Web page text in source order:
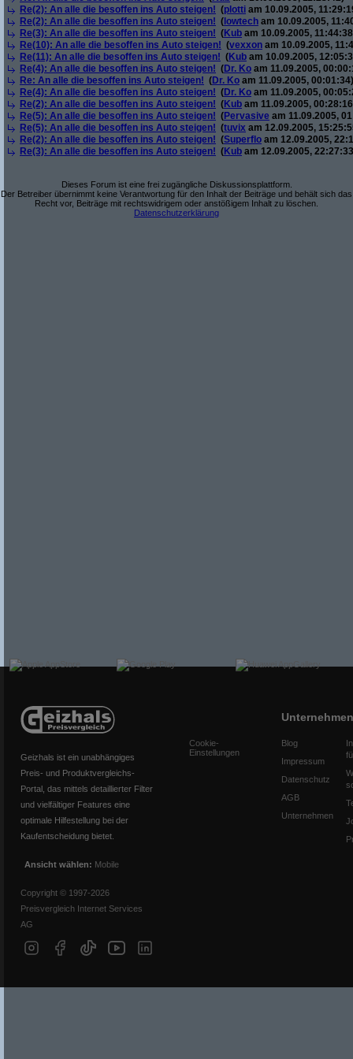
Re(2): An alle die besoffen ins Auto steigen! (plotti am 10.09.2005,
Re(2): An alle die besoffen ins Auto steigen! ( lowtech am 10.09.2005,
Re(3): An alle die besoffen ins Auto steigen! (Kub am 10.09.2005,
Re(10): An alle die besoffen ins Auto steigen! (vexxon am 10.09.2005,
Re(11): An alle die besoffen ins Auto steigen! (Kub am 10.09.2005,
Re(4): An alle die besoffen ins Auto steigen! (Dr. Ko am 11.09.2005,
Re: An alle die besoffen ins Auto steigen! (Dr. Ko am 11.09.2005, 00:01:34)
Re(4): An alle die besoffen ins Auto steigen! (Dr. Ko am 11.09.2005,
Re(2): An alle die besoffen ins Auto steigen! (Kub am 11.09.2005,
Re(5): An alle die besoffen ins Auto steigen! (Pervasive am 11.09.2005,
Re(5): An alle die besoffen ins Auto steigen! (tuvix am 12.09.2005,
Re(2): An alle die besoffen ins Auto steigen! (Superflo am 12.09.2005,
Re(3): An alle die besoffen ins Auto steigen! (Kub am 12.09.2005,
Dieses Forum ist eine frei zugängliche Diskussionsplattform.
Der Betreiber übernimmt keine Verantwortung für den Inhalt der Beiträge und behält sich das
Recht vor, Beiträge mit rechtswidrigem oder anstößigem Inhalt zu löschen.
Datenschutzerklärung
Geizhals ist ein unabhängiges
Preis- und Produktvergleichs-
Portal, das mittels detaillierter Filter
und vielfältiger Features eine
optimale Hilfestellung bei der
Kaufentscheidung bietet.
Ansicht wählen: Mobile
Copyright © 1997-2026
Preisvergleich Internet Services
AG
Cookie-
Einstellungen
Unternehmen
Blog
Impressum
Datenschutz
AGB
Unternehmen